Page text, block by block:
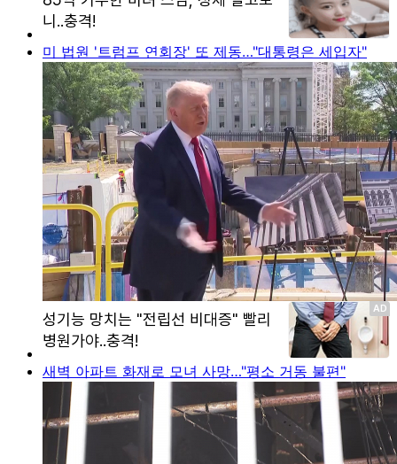
미 법원 '트럼프 연회장' 또 제동…"대통령은 세입자"
새벽 아파트 화재로 모녀 사망…"평소 거동 불편"